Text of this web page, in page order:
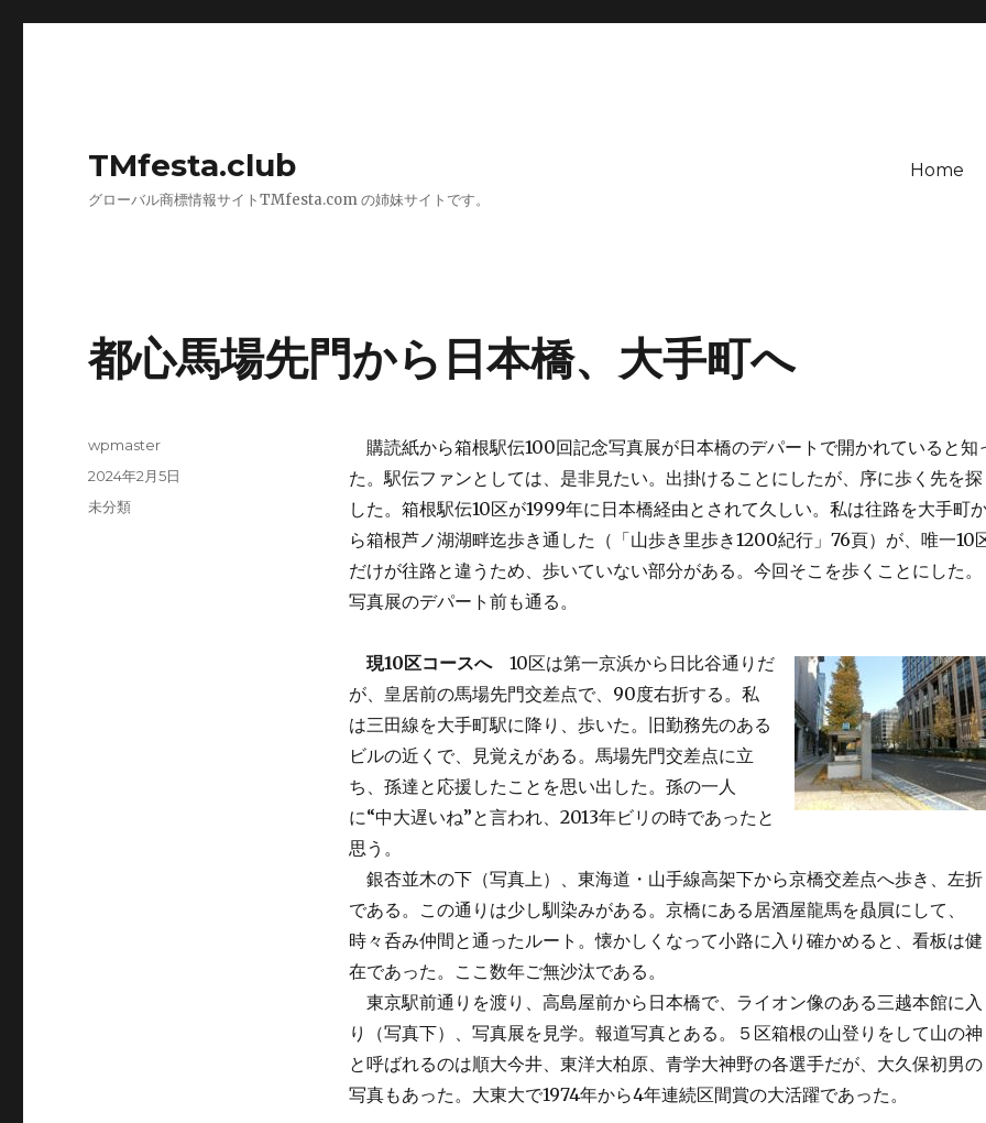
TMfesta.club
グローバル商標情報サイトTMfesta.com の姉妹サイトです。
Home
都心馬場先門から日本橋、大手町へ
購読紙から箱根駅伝100回記念写真展が日本橋のデパートで開かれていると知
た。駅伝ファンとしては、是非見たい。出掛けることにしたが、序に歩く先を探
した。箱根駅伝10区が1999年に日本橋経由とされて久しい。私は往路を大手町
ら箱根芦ノ湖湖畔迄歩き通した（「山歩き里歩き1200紀行」76頁）が、唯一10
だけが往路と違うため、歩いていない部分がある。今回そこを歩くことにした。
写真展のデパート前も通る。
現10区コースへ10区は第一京浜から日比谷通りだ
が、皇居前の馬場先門交差点で、90度右折する。私
は三田線を大手町駅に降り、歩いた。旧勤務先のある
ビルの近くで、見覚えがある。馬場先門交差点に立
ち、孫達と応援したことを思い出した。孫の一人
に“中大遅いね”と言われ、2013年ビリの時であったと
思う。
銀杏並木の下（写真上）、東海道・山手線高架下から京橋交差点へ歩き、左折
である。この通りは少し馴染みがある。京橋にある居酒屋龍馬を贔屓にして、
時々呑み仲間と通ったルート。懐かしくなって小路に入り確かめると、看板は健
在であった。ここ数年ご無沙汰である。
東京駅前通りを渡り、高島屋前から日本橋で、ライオン像のある三越本館に入
り（写真下）、写真展を見学。報道写真とある。５区箱根の山登りをして山の神
と呼ばれるのは順大今井、東洋大柏原、青学大神野の各選手だが、大久保初男の
写真もあった。大東大で1974年から4年連続区間賞の大活躍であった。
投
wpmaster
投
稿
2024年2月5日
カ
未分類